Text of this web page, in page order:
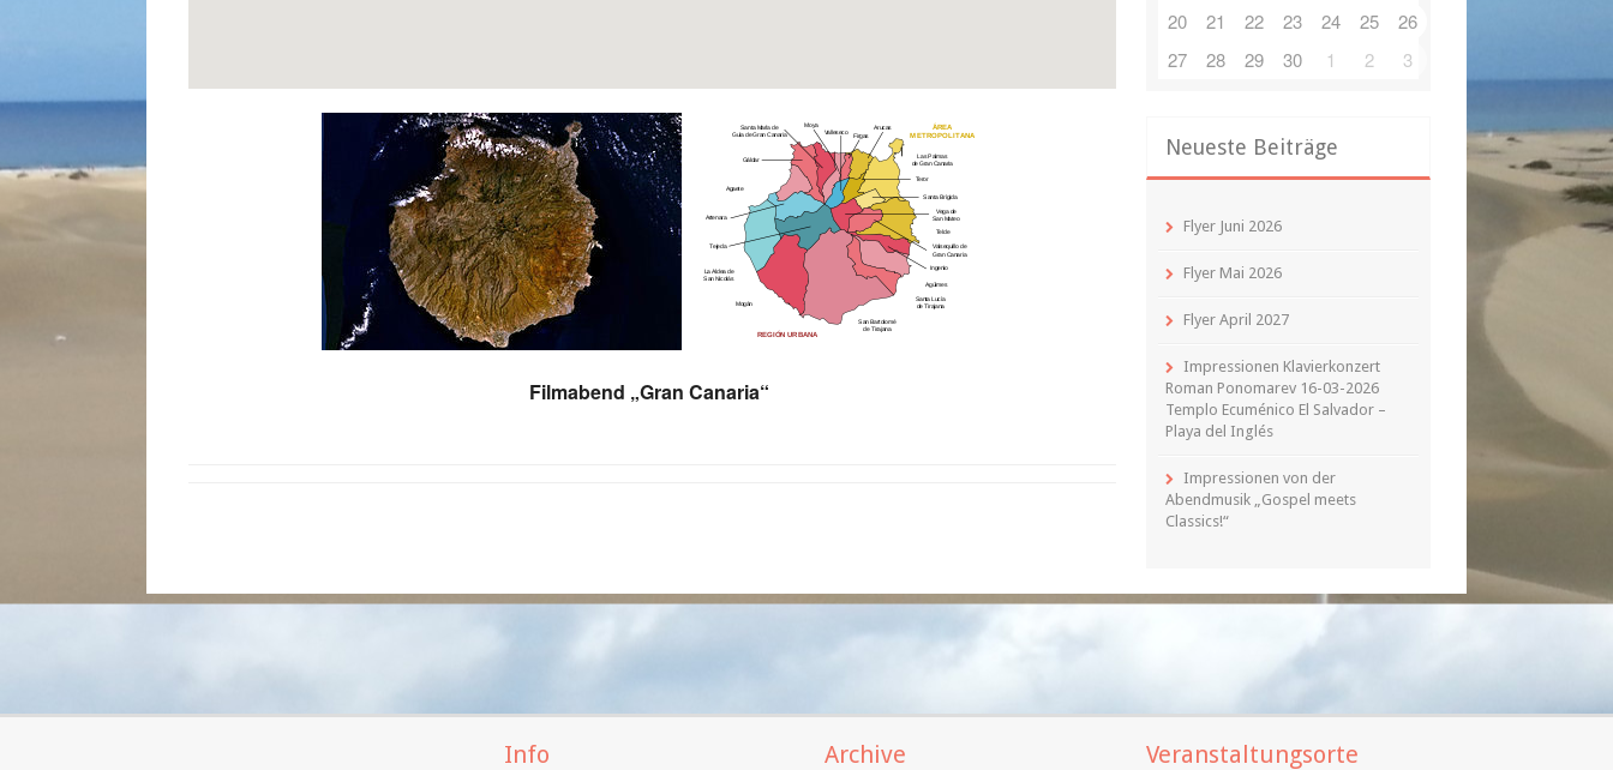
Filmabend „Gran Canaria“
20
21 22 23 24 25
26
27
28 29 30 1 2 3
Neueste Beiträge
Flyer Juni 2026
Flyer Mai 2026
Flyer April 2027
Impressionen Klavierkonzert
Roman Ponomarev 16-03-2026
Templo Ecuménico El Salvador –
Playa del Inglés
Impressionen von der
Abendmusik „Gospel meets
Classics!“
Info Archive Veranstaltungsorte